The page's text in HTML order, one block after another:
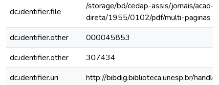
dc.identifier.file
/storage/bd/cedap-assis/jornais/acao-
direta/1955/0102/pdf/multi-paginas
dc.identifier.other
000045853
dc.identifier.other
307434
dc.identifier.uri
http://bibdig.biblioteca.unesp.br/